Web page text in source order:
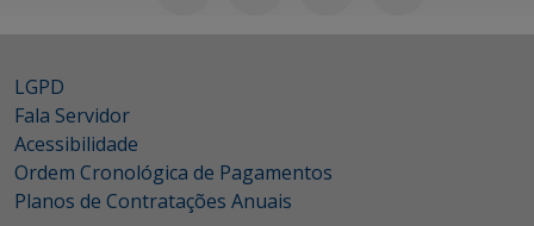
LGPD
Fala Servidor
Acessibilidade
Ordem Cronológica de Pagamentos
Planos de Contratações Anuais